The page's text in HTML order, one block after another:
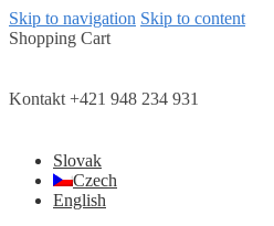
Skip to navigation Skip to content
Shopping Cart
Kontakt +421 948 234 931
Slovak
Czech
English